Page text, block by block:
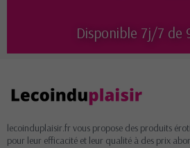
Disponible 7j/7 de
lecoinduplaisir.fr vous propose des produits
pour leur efficacité et leur qualité à des prix